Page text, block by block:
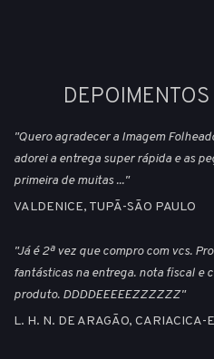
"Quero agradecer a Imagem
adorei a entrega super rápida e as
primeira de muitas ..."
VALDENICE, TUPÃ-SÃO PAULO
"Já é 2ª vez que compro com vcs.
fantásticas na entrega. nota fiscal e
produto. DDDDEEEEEZZZZZZ"
L. H. N. DE ARAGÃO, CARIACICA-